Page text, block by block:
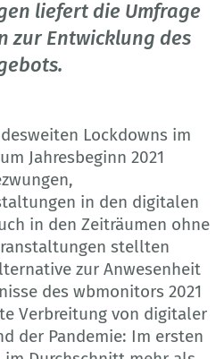
liefert die Umfrage
zur Entwicklung des
Lockdowns im
Jahresbeginn 2021
in den digitalen
in den Zeiträumen ohne
stellten
zur Anwesenheit
des wbmonitors 2021
Verbreitung von digitaler
der Pandemie: Im ersten